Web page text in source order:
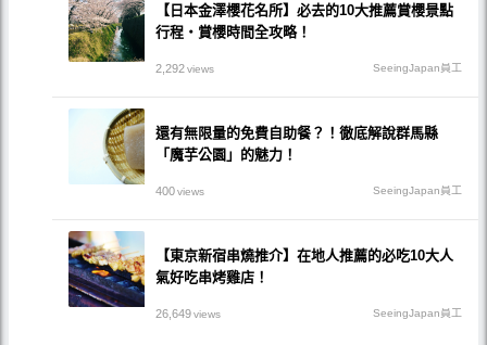
【日本金澤櫻花名所】必去的10大推薦賞櫻景點
行程・賞櫻時間全攻略！
2,292views SeeingJapan員工
還有無限量的免費自助餐？！徹底解說群馬縣
「魔芋公園」的魅力！
400views SeeingJapan員工
【東京新宿串燒推介】在地人推薦的必吃10大人
氣好吃串烤雞店！
26,649views SeeingJapan員工